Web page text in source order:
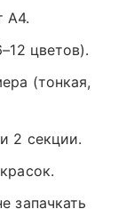
А4.
цветов).
(тонкая,
2 секции.
запачкать